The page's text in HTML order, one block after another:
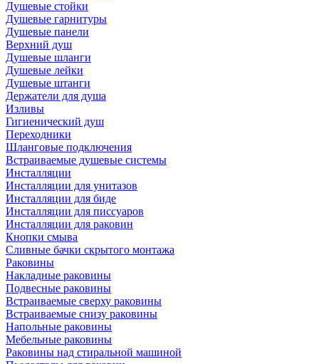
Душевые стойки
Душевые гарнитуры
Душевые панели
Верхний душ
Душевые шланги
Душевые лейки
Душевые штанги
Держатели для душа
Изливы
Гигиенический душ
Переходники
Шланговые подключения
Встраиваемые душевые системы
Инсталляции
Инсталляции для унитазов
Инсталляции для биде
Инсталляции для писсуаров
Инсталляции для раковин
Кнопки смыва
Сливные бачки скрытого монтажа
Раковины
Накладные раковины
Подвесные раковины
Встраиваемые сверху раковины
Встраиваемые снизу раковины
Напольные раковины
Мебельные раковины
Раковины над стиральной машиной